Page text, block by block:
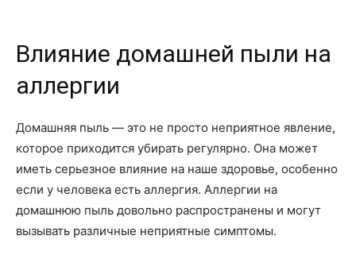
Влияние домашней пыли на
аллергии
Домашняя пыль — это не просто неприятное явление,
которое приходится убирать регулярно. Она может
иметь серьезное влияние на наше здоровье, особенно
если у человека есть аллергия. Аллергии на
домашнюю пыль довольно распространены и могут
вызывать различные неприятные симптомы.